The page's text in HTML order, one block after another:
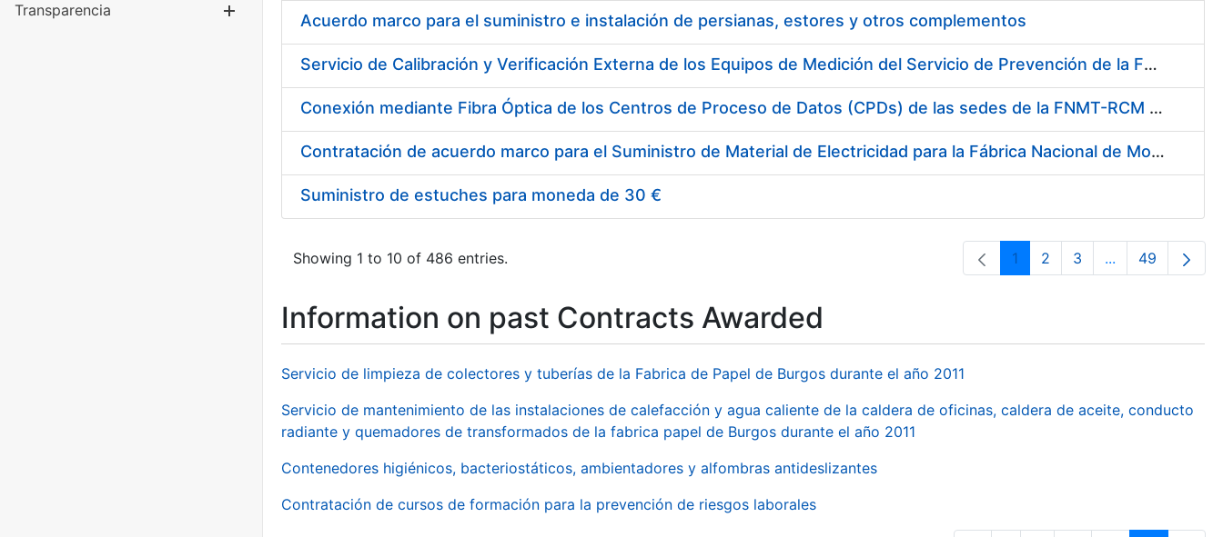
Transparencia Show/Hide
Acuerdo marco para el suministro e instalación de persianas, estores y otros complementos
Servicio de Calibración y Verificación Externa de los Equipos de Medición del Servicio de Prevención de la FNMT-RCM
Conexión mediante Fibra Óptica de los Centros de Proceso de Datos (CPDs) de las sedes de la FNMT-RCM de Burgos y Madrid
Contratación de acuerdo marco para el Suministro de Material de Electricidad para la Fábrica Nacional de Moneda y Timbre-Real Casa de la Moneda en su centro de trabajo de Burgos
Suministro de estuches para moneda de 30 €
Showing 1 to 10 of 486 entries. Page
1 Page
2 Page
3 ...Intermediate
Page
49
Information on past Contracts Awarded
Servicio de limpieza de colectores y tuberías de la Fabrica de Papel de Burgos durante el año 2011
Servicio de mantenimiento de las instalaciones de calefacción y agua caliente de la caldera de oficinas, caldera de aceite, conducto
radiante y quemadores de transformados de la fabrica papel de Burgos durante el año 2011
Contenedores higiénicos, bacteriostáticos, ambientadores y alfombras antideslizantes
Contratación de cursos de formación para la prevención de riesgos laborales